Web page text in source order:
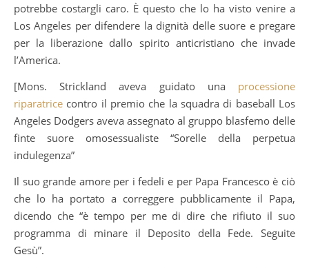
potrebbe costargli caro. È questo che lo ha visto venire a
Los Angeles per difendere la dignità delle suore e pregare
per la liberazione dallo spirito anticristiano che invade
l’America.
[Mons. Strickland aveva guidato una processione
riparatrice contro il premio che la squadra di baseball Los
Angeles Dodgers aveva assegnato al gruppo blasfemo delle
finte suore omosessualiste “Sorelle della perpetua
indulegenza”
Il suo grande amore per i fedeli e per Papa Francesco è ciò
che lo ha portato a correggere pubblicamente il Papa,
dicendo che “è tempo per me di dire che rifiuto il suo
programma di minare il Deposito della Fede. Seguite
Gesù”.